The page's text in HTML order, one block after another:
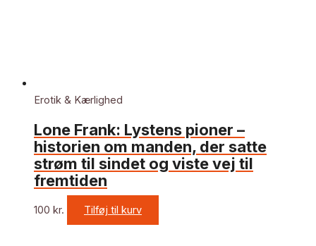
Erotik & Kærlighed
Lone Frank: Lystens pioner –
historien om manden, der satte
strøm til sindet og viste vej til
fremtiden
100 kr. Tilføj til kurv